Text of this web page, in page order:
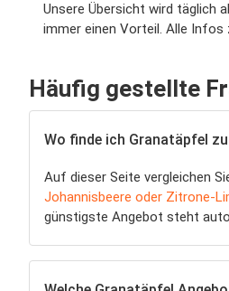
Unsere Übersicht wird täglich
immer einen Vorteil. Alle Infos
Häufig gestellte
Wo finde ich Granatäpfel
Auf dieser Seite vergleichen
Johannisbeere oder Zitrone-
günstigste Angebot steht